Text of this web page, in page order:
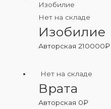
Нет на складе
Изобилие
Авторская210000₽
Нет на складе
Врата
Авторская 0₽